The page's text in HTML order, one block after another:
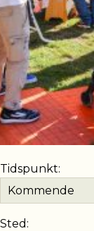
Tidspunkt:
Sted: